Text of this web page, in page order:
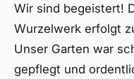
Wir sind begeistert!
Wurzelwerk erfolgt
Unser Garten war
gepflegt und